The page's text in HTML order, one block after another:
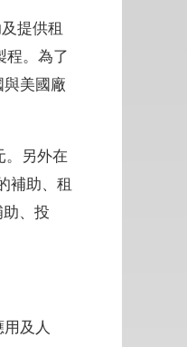
提供租
程。為了
與美國廠
。另外在
補助、租
、投
及人